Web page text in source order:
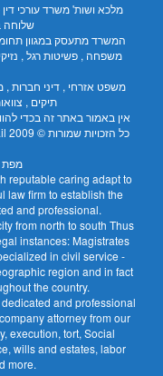
מלכא ושות' משרד עורכי
שלוחה
המשרד מתעסק במגוון
משפחה , פשיטות רגל ,
משפט אזרחי , דיני חברות ,
תיקים ,
אין באמור באתר זה בכדי
כל הזכויות שמורות © 2009
reputable caring adapt to
law firm to establish the
and professional.
from north to south Thus
instances: Magistrates
in civil service -
region and in fact
the country.
and professional
attorney from our
execution, tort, Social
wills and estates, labor
more.